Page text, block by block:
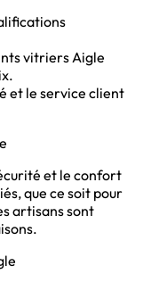
vitriers Aigle
et le service client
et le confort
que ce soit pour
artisans sont